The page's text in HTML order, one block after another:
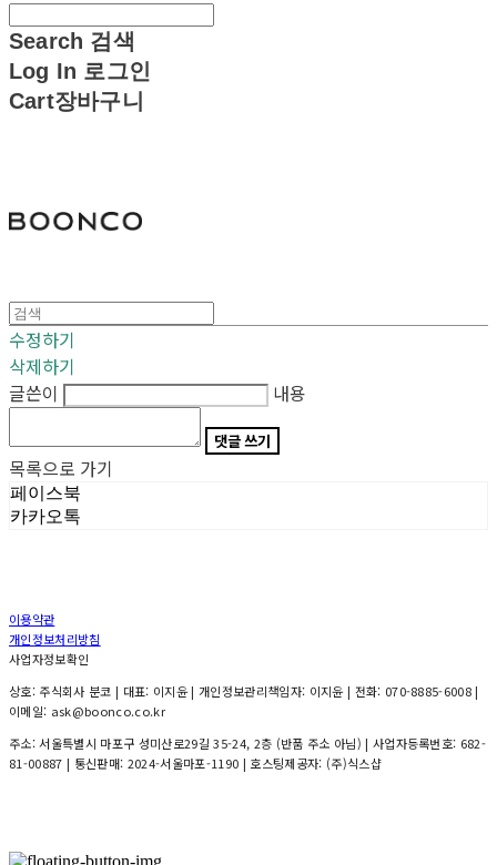
Search 검색
Log In 로그인
Cart장바구니
수정하기
삭제하기
글쓴이
내용
댓글 쓰기
목록으로 가기
페이스북
카카오톡
이용약관
개인정보처리방침
사업자정보확인
상호: 주식회사 분코 | 대표: 이지윤 | 개인정보관리책임자: 이지윤 | 전화: 070-8885-6008 |
이메일: ask@boonco.co.kr
주소: 서울특별시 마포구 성미산로29길 35-24, 2층 (반품 주소 아님) | 사업자등록번호: 682-
81-00887 | 통신판매: 2024-서울마포-1190 | 호스팅제공자: (주)식스샵